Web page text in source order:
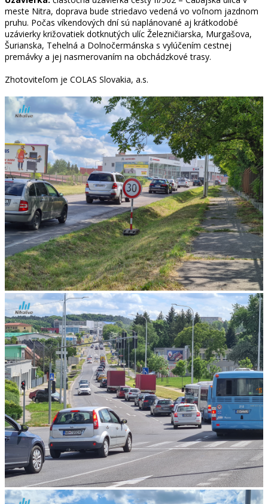
meste Nitra, doprava bude striedavo vedená vo voľnom jazdnom
pruhu. Počas víkendových dní sú naplánované aj krátkodobé
uzávierky križovatiek dotknutých ulíc Železničiarska, Murgašova,
Šurianska, Tehelná a Dolnočermánska s vylúčením cestnej
premávky a jej nasmerovaním na obchádzkové trasy.
Zhotoviteľom je COLAS Slovakia, a.s.